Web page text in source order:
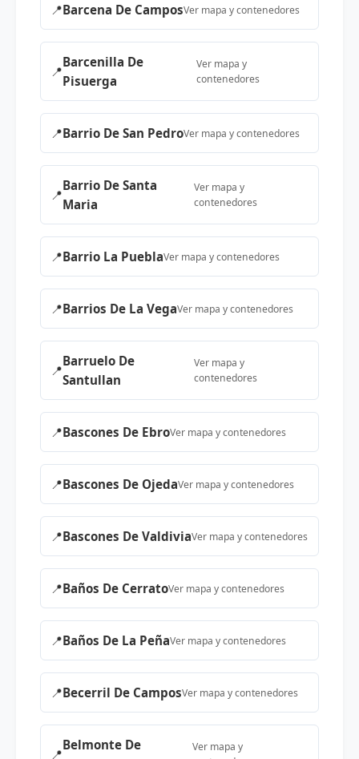
📍Barcena De CamposVer mapa y contenedores
📍
Barcenilla De
Pisuerga
Ver mapa y
contenedores
📍Barrio De San PedroVer mapa y contenedores
📍
Barrio De Santa
Maria
Ver mapa y
contenedores
📍Barrio La PueblaVer mapa y contenedores
📍Barrios De La VegaVer mapa y contenedores
📍
Barruelo De
Santullan
Ver mapa y
contenedores
📍Bascones De EbroVer mapa y contenedores
📍Bascones De OjedaVer mapa y contenedores
📍Bascones De ValdiviaVer mapa y contenedores
📍Baños De CerratoVer mapa y contenedores
📍Baños De La PeñaVer mapa y contenedores
📍Becerril De CamposVer mapa y contenedores
📍
Belmonte De
Ver mapa y